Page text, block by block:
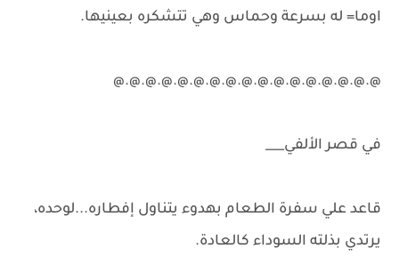
اوما= له بسرعة وحماس وهي تتشكره بعينيها.
@.@.@.@.@.@.@.@.@.@.@.@.@.@.@.@.@
في قصر الألفي___
قاعد علي سفرة الطعام بهدوء يتناول إفطاره...لوحده،
يرتدي بذلته السوداء كالعادة.